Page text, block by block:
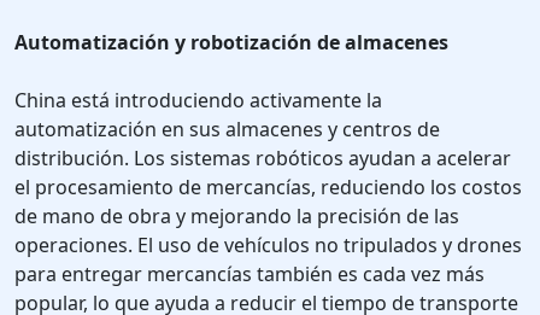
Automatización y robotización de almacenes
China está introduciendo activamente la
automatización en sus almacenes y centros de
distribución. Los sistemas robóticos ayudan a acelerar
el procesamiento de mercancías, reduciendo los costos
de mano de obra y mejorando la precisión de las
operaciones. El uso de vehículos no tripulados y drones
para entregar mercancías también es cada vez más
popular, lo que ayuda a reducir el tiempo de transporte